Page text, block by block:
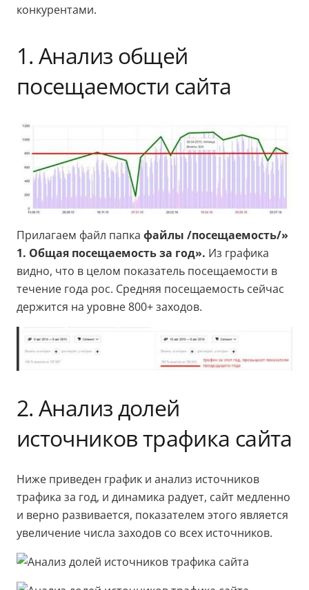
конкурентами.
1. Анализ общей
посещаемости сайта
Прилагаем файл папка файлы /посещаемость/»
1. Общая посещаемость за год». Из графика
видно, что в целом показатель посещаемости в
течение года рос. Средняя посещаемость сейчас
держится на уровне 800+ заходов.
2. Анализ долей
источников трафика сайта
Ниже приведен график и анализ источников
трафика за год, и динамика радует, сайт медленно
и верно развивается, показателем этого является
увеличение числа заходов со всех источников.